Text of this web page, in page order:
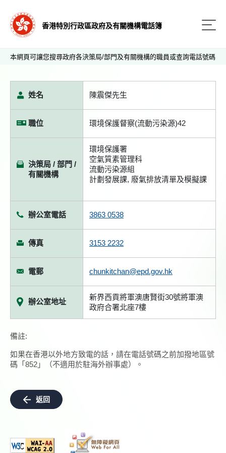
香港特別行政區政府及有關機構電話簿
本網頁可讓您搜尋政府各決策局/部門及有關機構的職員或查詢電話號碼
姓名 陳震傑先生
職位 環境保護督察(流動污染源)42
決策局 / 部門 /
有關機構
環境保護署
空氣質素管理科
流動污染源組
計劃發展課, 廢氣排放清單及模擬課
辦公室電話 3863 0538
傳真 3153 2232
電郵 chunkitchan@epd.gov.hk
辦公室地址
新界西貢將軍澳唐賢街30號將軍澳
政府合署北座7樓
備註:
如果在香港以外地方致電的話，請在電話號碼之前加撥地區號
碼「852」（不適用於駐海外辦事處）。
返回